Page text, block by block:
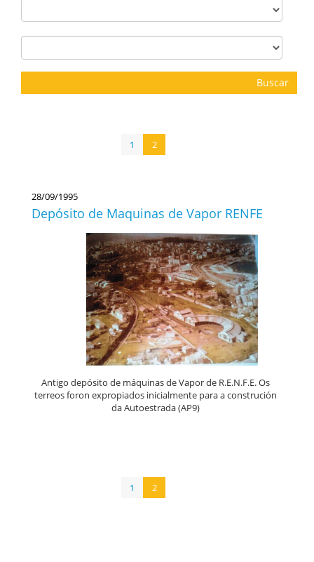
Buscar
1 2
28/09/1995
Depósito de Maquinas de Vapor RENFE
Antigo depósito de máquinas de Vapor de R.E.N.F.E. Os
terreos foron expropiados inicialmente para a construción
da Autoestrada (AP9)
1 2